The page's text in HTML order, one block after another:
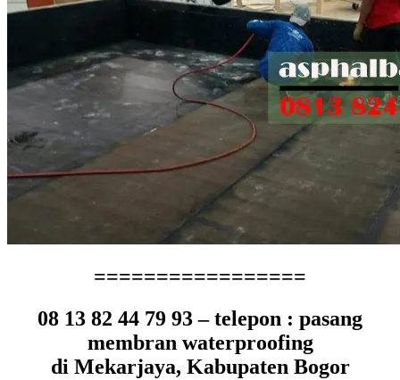
=================
08 13 82 44 79 93 – telepon : pasang
membran waterproofing
di Mekarjaya, Kabupaten Bogor